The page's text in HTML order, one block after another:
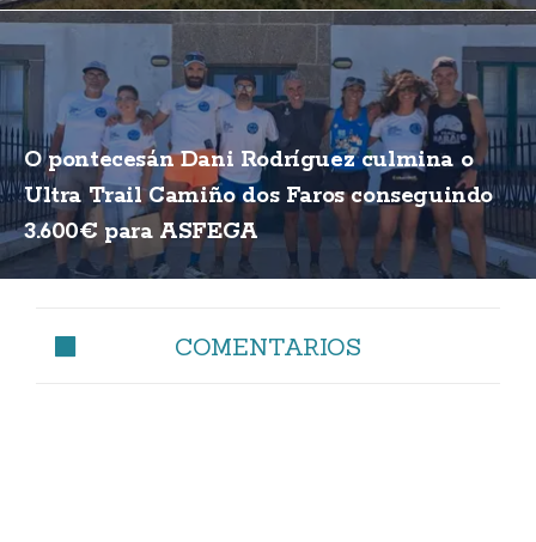
O pontecesán Dani Rodríguez culmina o
Ultra Trail Camiño dos Faros conseguindo
3.600€ para ASFEGA
COMENTARIOS